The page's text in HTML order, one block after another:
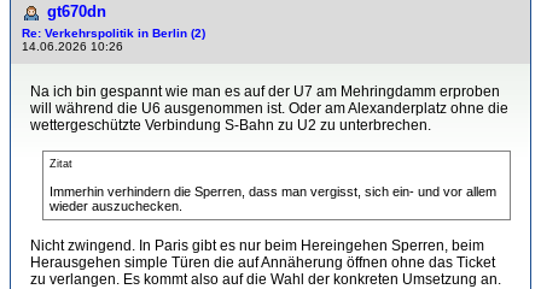
gt670dn
Re: Verkehrspolitik in Berlin (2)
14.06.2026 10:26
Na ich bin gespannt wie man es auf der U7 am Mehringdamm erproben
will während die U6 ausgenommen ist. Oder am Alexanderplatz ohne die
wettergeschützte Verbindung S-Bahn zu U2 zu unterbrechen.
Zitat
Immerhin verhindern die Sperren, dass man vergisst, sich ein- und vor allem
wieder auszuchecken.
Nicht zwingend. In Paris gibt es nur beim Hereingehen Sperren, beim
Herausgehen simple Türen die auf Annäherung öffnen ohne das Ticket
zu verlangen. Es kommt also auf die Wahl der konkreten Umsetzung an.